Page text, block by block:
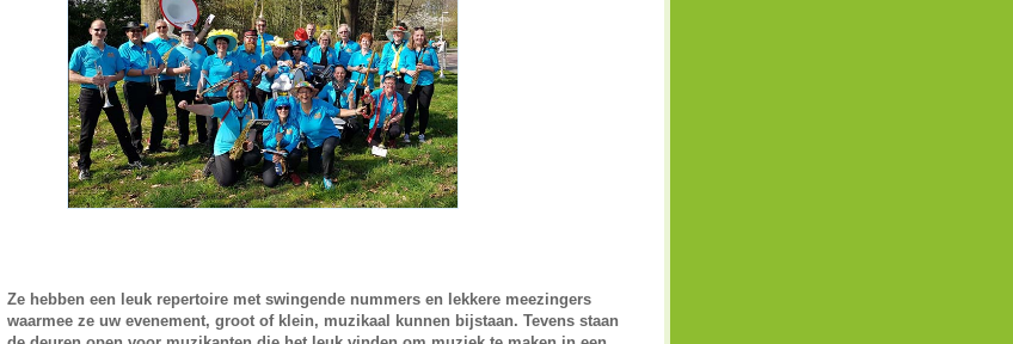
Ze hebben een leuk repertoire met swingende nummers en lekkere meezingers
waarmee ze uw evenement, groot of klein, muzikaal kunnen bijstaan. Tevens staan